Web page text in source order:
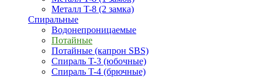
Металл T-8 (2 замка)
Спиральные
Водонепроницаемые
Потайные
Потайные (капрон SBS)
Спираль T-3 (юбочные)
Спираль T-4 (брючные)